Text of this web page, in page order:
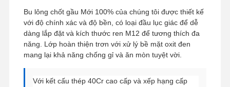
Tin Tức
Các Trường
Hợp
Blog
Yêu Cầu Báo
Giá
THEO DÕI BU LÔNG
Bu lông chốt gầu Mới 100% của chúng tôi được thiết kế
với độ chính xác và độ bền, có loại đầu lục giác để dễ
dàng lắp đặt và kích thước ren M12 để tương thích đa
năng. Lớp hoàn thiện trơn với xử lý bề mặt oxit đen
mang lại khả năng chống gỉ và ăn mòn tuyệt vời.
Với kết cấu thép 40Cr cao cấp và xếp hạng cấp